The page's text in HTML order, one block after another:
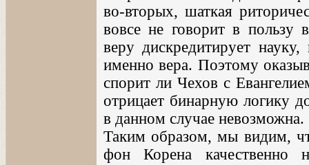
во-вторых, шаткая
вовсе не говорит в пользу
веру дискредитирует
именно вера. Поэтому
спорит ли Чехов с
отрицает бинарную логику
в данном случае невозможна.
Таким образом, мы видим,
фон Корена качественно